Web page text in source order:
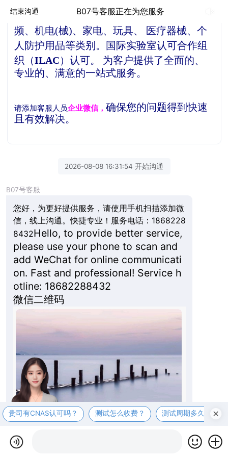
结束沟通 B07号客服正在为您服务
司产品检测服务项目涵盖了信息技术、音视
频、机电(械)、家电、玩具、 医疗器械、个
人防护用品等类别。
国际实验室认可合作组
织（ILAC）认可。
为客户提供了全面的、
专业的、满意的一站式服务。
请添加客服人员企业微信，确保您的问题得到快速
且有效解决。
2026-08-08 16:31:54 开始沟通
B07号客服
您好，为更好提供服务，请使用手机扫描添加微
信，线上沟通。快捷专业！服务电话：1868228
8432Hello, to provide better service,
please use your phone to scan and
add WeChat for online communicati
on. Fast and professional! Service h
otline: 18682288432
微信二维码
贵司有CNAS认可吗？ 测试怎么收费？ 测试周期多久？